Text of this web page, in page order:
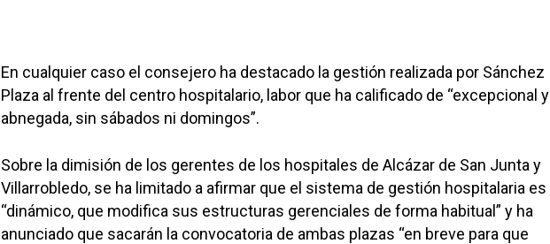
En cualquier caso el consejero ha destacado la gestión realizada por Sánchez
Plaza al frente del centro hospitalario, labor que ha calificado de “excepcional y
abnegada, sin sábados ni domingos”.
Sobre la dimisión de los gerentes de los hospitales de Alcázar de San Junta y
Villarrobledo, se ha limitado a afirmar que el sistema de gestión hospitalaria es
“dinámico, que modifica sus estructuras gerenciales de forma habitual” y ha
anunciado que sacarán la convocatoria de ambas plazas “en breve para que